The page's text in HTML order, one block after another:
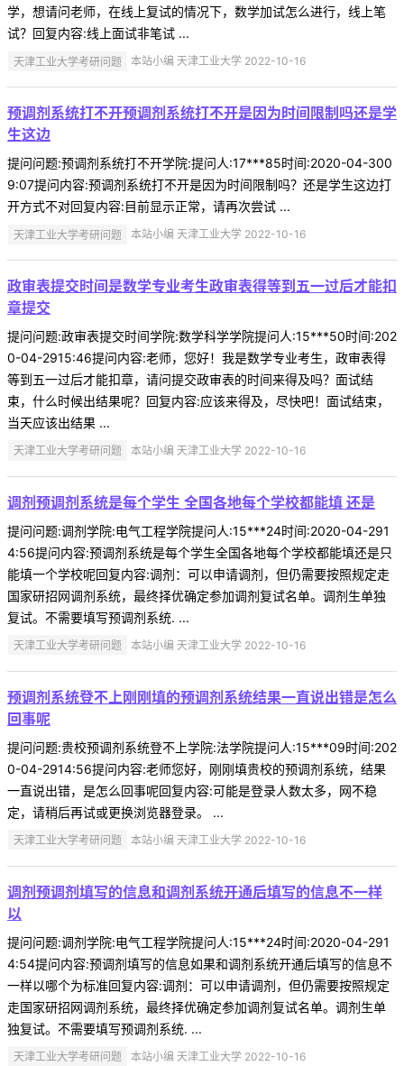
学，想请问老师，在线上复试的情况下，数学加试怎么进行，线上笔
试？回复内容:线上面试非笔试 ...
天津工业大学考研问题 本站小编 天津工业大学 2022-10-16
预调剂系统打不开预调剂系统打不开是因为时间限制吗还是学
生这边
提问问题:预调剂系统打不开学院:提问人:17***85时间:2020-04-300
9:07提问内容:预调剂系统打不开是因为时间限制吗？还是学生这边打
开方式不对回复内容:目前显示正常，请再次尝试 ...
天津工业大学考研问题 本站小编 天津工业大学 2022-10-16
政审表提交时间是数学专业考生政审表得等到五一过后才能扣
章提交
提问问题:政审表提交时间学院:数学科学学院提问人:15***50时间:202
0-04-2915:46提问内容:老师，您好！我是数学专业考生，政审表得
等到五一过后才能扣章，请问提交政审表的时间来得及吗？面试结
束，什么时候出结果呢？回复内容:应该来得及，尽快吧！面试结束，
当天应该出结果 ...
天津工业大学考研问题 本站小编 天津工业大学 2022-10-16
调剂预调剂系统是每个学生 全国各地每个学校都能填 还是
提问问题:调剂学院:电气工程学院提问人:15***24时间:2020-04-291
4:56提问内容:预调剂系统是每个学生全国各地每个学校都能填还是只
能填一个学校呢回复内容:调剂：可以申请调剂，但仍需要按照规定走
国家研招网调剂系统，最终择优确定参加调剂复试名单。调剂生单独
复试。不需要填写预调剂系统. ...
天津工业大学考研问题 本站小编 天津工业大学 2022-10-16
预调剂系统登不上刚刚填的预调剂系统结果一直说出错是怎么
回事呢
提问问题:贵校预调剂系统登不上学院:法学院提问人:15***09时间:202
0-04-2914:56提问内容:老师您好，刚刚填贵校的预调剂系统，结果
一直说出错，是怎么回事呢回复内容:可能是登录人数太多，网不稳
定，请稍后再试或更换浏览器登录。 ...
天津工业大学考研问题 本站小编 天津工业大学 2022-10-16
调剂预调剂填写的信息和调剂系统开通后填写的信息不一样
以
提问问题:调剂学院:电气工程学院提问人:15***24时间:2020-04-291
4:54提问内容:预调剂填写的信息如果和调剂系统开通后填写的信息不
一样以哪个为标准回复内容:调剂：可以申请调剂，但仍需要按照规定
走国家研招网调剂系统，最终择优确定参加调剂复试名单。调剂生单
独复试。不需要填写预调剂系统. ...
天津工业大学考研问题 本站小编 天津工业大学 2022-10-16